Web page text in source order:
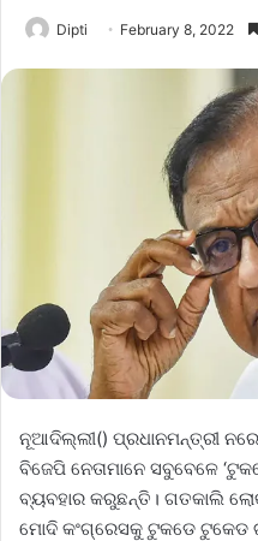
Dipti February 8, 2022
ନୂଆଦିଲ୍ଲୀ() ପ୍ରଧାନମନ୍ତ୍ରୀ
ବିଜେପି ନେତାମାନେ ସବୁବେଳେ
ବ୍ୟବହାର କରୁଛନ୍ତି। ଗତକାଲି
ମୋଦି କଂଗ୍ରେସକୁ ଟୁକଡେ